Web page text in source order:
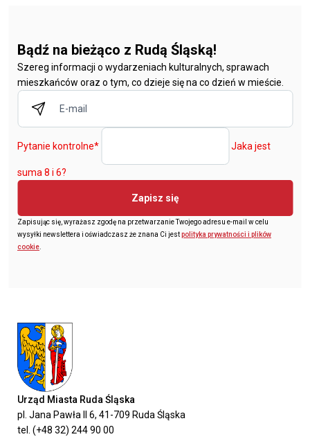
Bądź na bieżąco z Rudą Śląską!
Szereg informacji o wydarzeniach kulturalnych, sprawach
mieszkańców oraz o tym, co dzieje się na co dzień w mieście.
Pytanie kontrolne* Jaka jest
suma 8 i 6?
Zapisz się
Zapisując się, wyrażasz zgodę na przetwarzanie Twojego adresu e-mail w celu
wysyłki newslettera i oświadczasz że znana Ci jestpolityka prywatności i plików
cookie.
Urząd Miasta Ruda Śląska
pl. Jana Pawła II 6, 41-709 Ruda Śląska
tel. (+48 32) 244 90 00